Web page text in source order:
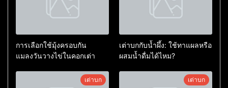
การเลือกใช้มุ้งครอบกัน
แมลงวันวางไข่ในคอกเต่า
เต่าบกกับน้ำผึ้ง: ใช้ทาแผลหรือ
ผสมน้ำดื่มได้ไหม?
เต่าบก เต่าบก